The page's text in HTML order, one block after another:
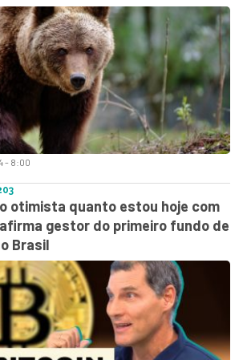
- 8:00
otimista quanto estou hoje com
gestor do primeiro fundo de
Brasil